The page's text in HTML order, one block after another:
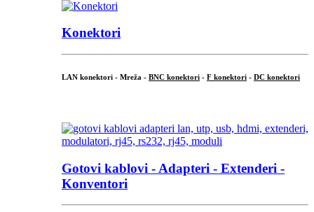
Konektori
LAN konektori - Mreža - BNC konektori - F konektori - DC konektori
Gotovi kablovi - Adapteri - Extenderi -
Konventori